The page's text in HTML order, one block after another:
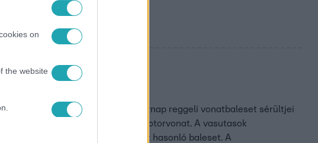
on
the website
csattanásra emlékszik a vasárnap reggeli vonatbaleset sérültjei
két szemből érkező motorvonat. A vasutasok
történik gyakrabban a nógrádihoz hasonló baleset. A